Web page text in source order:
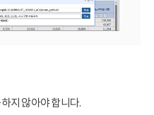
지 않아야 합니다.